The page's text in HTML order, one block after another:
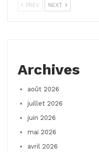
PREV NEXT
Archives
août 2026
juillet 2026
juin 2026
mai 2026
avril 2026